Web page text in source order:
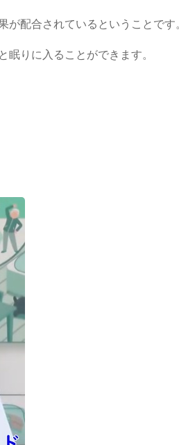
配合されているということです
りに入ることができます。